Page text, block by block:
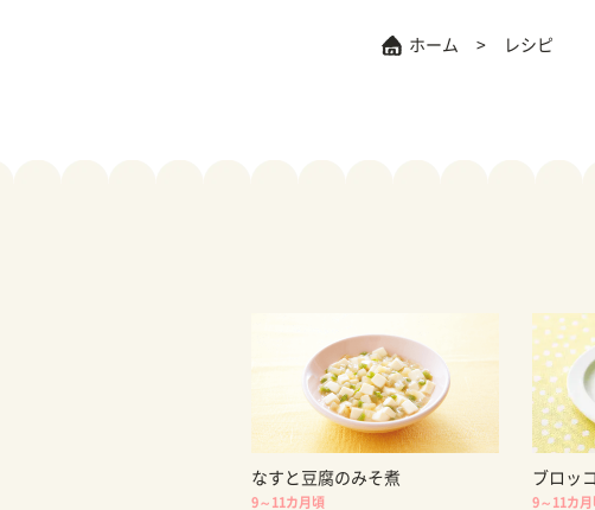
ホーム レシピ
なすと豆腐のみそ煮
9～11カ月頃
ブロッ
9～11カ月